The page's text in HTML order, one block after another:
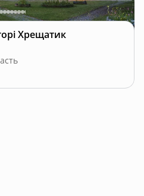
Хрещатик